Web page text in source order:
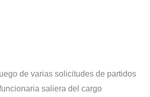
de varias solicitudes de partidos
saliera del cargo